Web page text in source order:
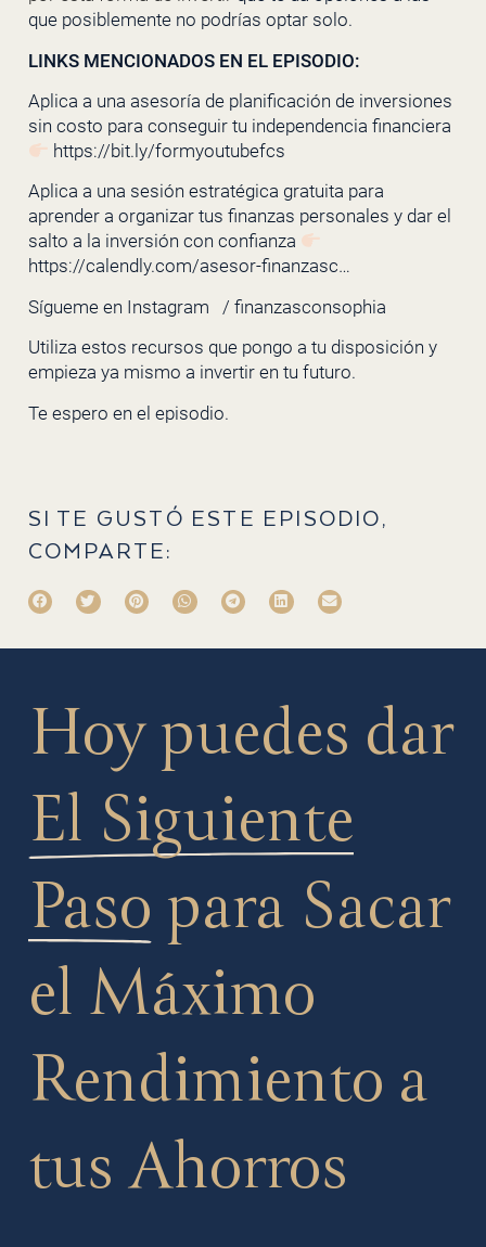
que posiblemente no podrías optar solo.
LINKS MENCIONADOS EN EL EPISODIO:
Aplica a una asesoría de planificación de inversiones
sin costo para conseguir tu independencia financiera
https://bit.ly/formyoutubefcs
Aplica a una sesión estratégica gratuita para
aprender a organizar tus finanzas personales y dar el
salto a la inversión con confianza
https://calendly.com/asesor-finanzasc…
Sígueme en Instagram
/ finanzasconsophia
Utiliza estos recursos que pongo a tu disposición y
empieza ya mismo a invertir en tu futuro.
Te espero en el episodio.
SI TE GUSTÓ ESTE EPISODIO,
COMPARTE:
Hoy puedes dar
El Siguiente
Paso para Sacar
el Máximo
Rendimiento a
tus Ahorros